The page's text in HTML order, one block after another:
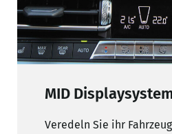
MID
Veredeln Sie ihr